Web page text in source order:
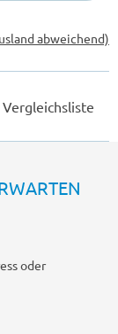
abweichend)
Vergleichsliste
oder